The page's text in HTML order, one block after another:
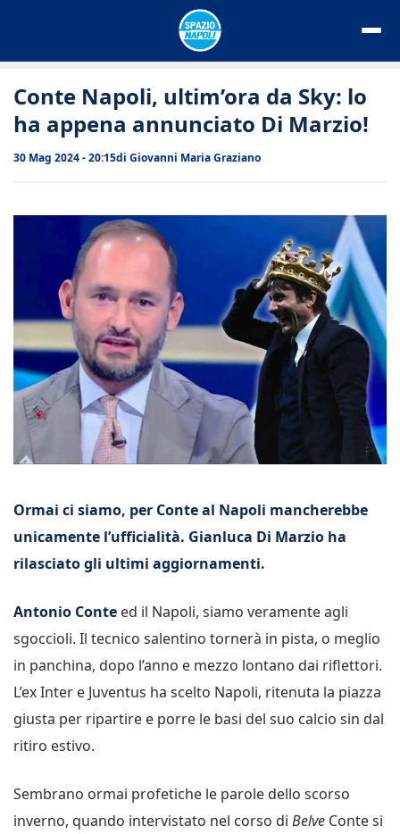
Conte Napoli, ultim’ora da Sky: lo
ha appena annunciato Di Marzio!
30 Mag 2024 - 20:15di Giovanni Maria Graziano
Ormai ci siamo, per Conte al Napoli mancherebbe
unicamente l’ufficialità. Gianluca Di Marzio ha
rilasciato gli ultimi aggiornamenti.
Antonio Conte ed il Napoli, siamo veramente agli
sgoccioli. Il tecnico salentino tornerà in pista, o meglio
in panchina, dopo l’anno e mezzo lontano dai riflettori.
L’ex Inter e Juventus ha scelto Napoli, ritenuta la piazza
giusta per ripartire e porre le basi del suo calcio sin dal
ritiro estivo.
Sembrano ormai profetiche le parole dello scorso
inverno, quando intervistato nel corso di Belve Conte si